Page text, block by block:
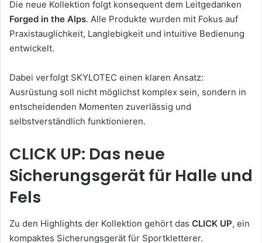
Die neue Kollektion folgt konsequent dem Leitgedanken
Forged in the Alps. Alle Produkte wurden mit Fokus auf
Praxistauglichkeit, Langlebigkeit und intuitive Bedienung
entwickelt.
Dabei verfolgt SKYLOTEC einen klaren Ansatz:
Ausrüstung soll nicht möglichst komplex sein, sondern in
entscheidenden Momenten zuverlässig und
selbstverständlich funktionieren.
CLICK UP: Das neue
Sicherungsgerät für Halle und
Fels
Zu den Highlights der Kollektion gehört das CLICK UP, ein
kompaktes Sicherungsgerät für Sportkletterer.